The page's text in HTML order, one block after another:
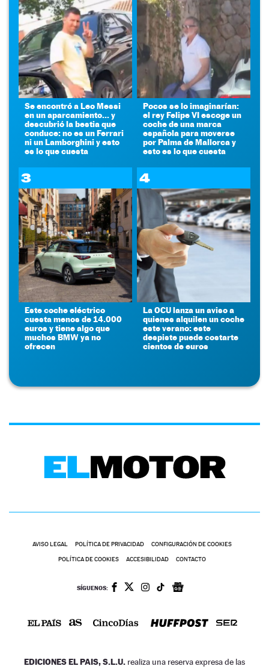
Se encontró a Leo Messi
en un aparcamiento... y
descubrió la bestia que
conduce: no es un Ferrari
ni un Lamborghini y esto
es lo que cuesta
Pocos se lo imaginarían:
el rey Felipe VI escoge un
coche de una marca
española para moverse
por Palma de Mallorca y
esto es lo que cuesta
3
Este coche eléctrico
cuesta menos de 14.000
euros y tiene algo que
muchos BMW ya no
ofrecen
4
La OCU lanza un aviso a
quienes alquilen un coche
este verano: este
despiste puede costarte
cientos de euros
AVISO LEGAL POLÍTICA DE PRIVACIDAD CONFIGURACIÓN DE COOKIES
POLÍTICA DE COOKIES ACCESIBILIDAD CONTACTO
SÍGUENOS:
EDICIONES EL PAIS, S.L.U. realiza una reserva expresa de las